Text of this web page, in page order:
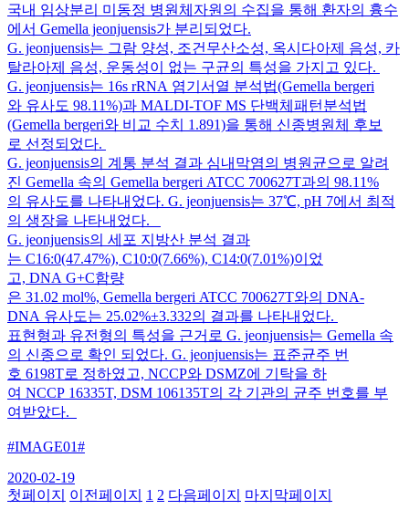
국내 임상분리 미동정 병원체자원의 수집을 통해 환자의 흉수
에서 Gemella jeonjuensis가 분리되었다.
G. jeonjuensis는 그람 양성, 조건무산소성, 옥시다아제 음성, 카
탈라아제 음성, 운동성이 없는 구균의 특성을 가지고 있다.
G. jeonjuensis는 16s rRNA 염기서열 분석법(Gemella bergeri
와 유사도 98.11%)과 MALDI-TOF MS 단백체패턴분석법
(Gemella bergeri와 비교 수치 1.891)을 통해 신종병원체 후보
로 선정되었다.
G. jeonjuensis의 계통 분석 결과 심내막염의 병원균으로 알려
진 Gemella 속의 Gemella bergeri ATCC 700627T과의 98.11%
의 유사도를 나타내었다. G. jeonjuensis는 37℃, pH 7에서 최적
의 생장을 나타내었다.
G. jeonjuensis의 세포 지방산 분석 결과
는 C16:0(47.47%), C10:0(7.66%), C14:0(7.01%)이었
고, DNA G+C함량
은 31.02 mol%, Gemella bergeri ATCC 700627T와의 DNA-
DNA 유사도는 25.02%±3.332의 결과를 나타내었다.
표현형과 유전형의 특성을 근거로 G. jeonjuensis는 Gemella 속
의 신종으로 확인 되었다. G. jeonjuensis는 표준균주 번
호 6198T로 정하였고, NCCP와 DSMZ에 기탁을 하
여 NCCP 16335T, DSM 106135T의 각 기관의 균주 번호를 부
여받았다.
#IMAGE01#
2020-02-19
첫페이지
이전페이지 1 2 다음페이지 마지막페이지